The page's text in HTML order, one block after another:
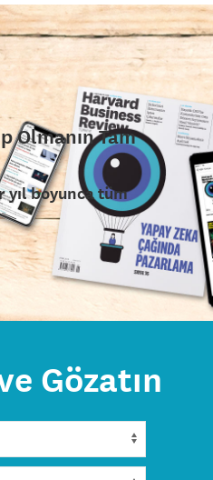
Olmanın Tam
yıl boyunca tüm
Gözatın